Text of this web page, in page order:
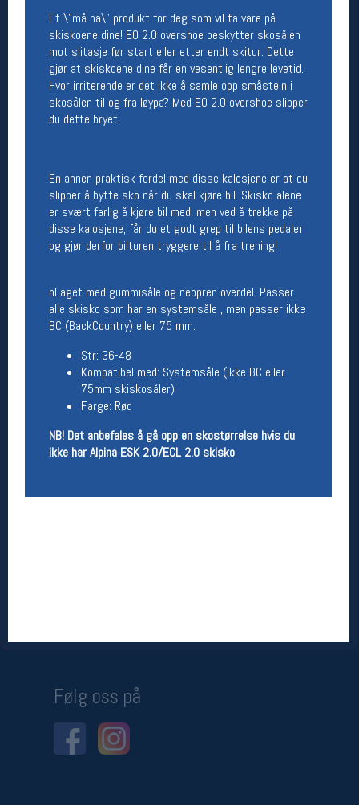
Et \"må ha\" produkt for deg som vil ta vare på
skiskoene dine! EO 2.0 overshoe beskytter skosålen
mot slitasje før start eller etter endt skitur. Dette
gjør at skiskoene dine får en vesentlig lengre levetid.
Hvor irriterende er det ikke å samle opp småstein i
skosålen til og fra løypa? Med EO 2.0 overshoe slipper
du dette bryet.
En annen praktisk fordel med disse kalosjene er at du
slipper å bytte sko når du skal kjøre bil. Skisko alene
er svært farlig å kjøre bil med, men ved å trekke på
disse kalosjene, får du et godt grep til bilens pedaler
og gjør derfor bilturen tryggere til å fra trening!
nLaget med gummisåle og neopren overdel. Passer
alle skisko som har en systemsåle , men passer ikke
BC (BackCountry) eller 75 mm.
Str: 36-48
Kompatibel med: Systemsåle (ikke BC eller
75mm skiskosåler)
Farge: Rød
NB! Det anbefales å gå opp en skostørrelse hvis du
ikke har Alpina ESK 2.0/ECL 2.0 skisko.
Vis i kart
Om oss
Kontakt oss
Åpningstider butikk
Man-Fredag:
Team Oslo Sportslager
Magasinet
Medlemstilbud og aktiviteter
Åpningstider verkstedet
Lørdag:
Om verkstedet
For å bestille time må du logge inn i
nettbutikken og trykke på den nederste blå
Salgsbetingelser
Ledige stillinger
Følg oss på